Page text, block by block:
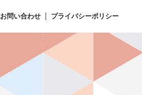
お問い合わせ プライバシーポリシー